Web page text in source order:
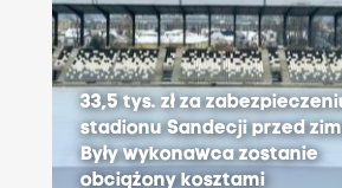
33,5 tys. zł za
stadionu Sandecji przed
Były wykonawca zostanie
obciążony kosztami